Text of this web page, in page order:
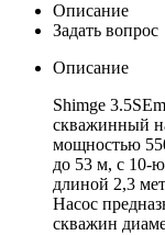
Описание
Задать вопрос
Описание
Shimge
скважинный
мощностью
до 53 м, с 10-
длиной 2,3
Насос
скважин